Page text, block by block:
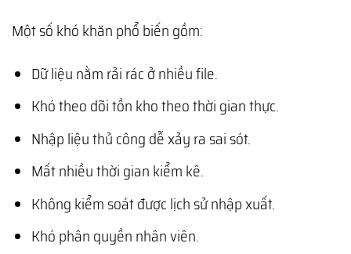
Một số khó khăn phổ biến gồm:
Dữ liệu nằm rải rác ở nhiều file.
Khó theo dõi tồn kho theo thời gian thực.
Nhập liệu thủ công dễ xảy ra sai sót.
Mất nhiều thời gian kiểm kê.
Không kiểm soát được lịch sử nhập xuất.
Khó phân quyền nhân viên.